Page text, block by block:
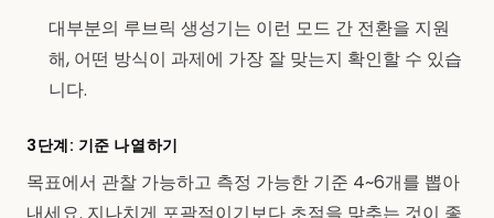
대부분의 루브릭 생성기는 이런 모드 간 전환을 지원
해, 어떤 방식이 과제에 가장 잘 맞는지 확인할 수 있습
니다.
3단계: 기준 나열하기
목표에서 관찰 가능하고 측정 가능한 기준 4~6개를 뽑아